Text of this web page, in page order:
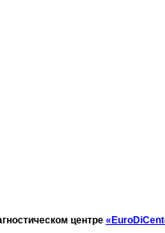
центре